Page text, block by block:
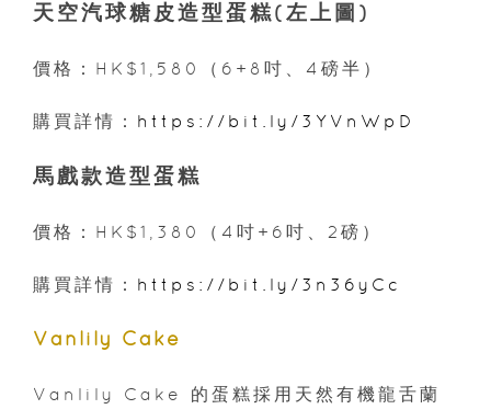
天空汽球糖皮造型蛋糕(左上圖)
價格：HK$1,580（6+8吋、4磅半）
購買詳情： https://bit.ly/3YVnWpD
馬戲款造型蛋糕
價格：HK$1,380（4吋+6吋、2磅）
購買詳情： https://bit.ly/3n36yCc
Vanlily Cake
Vanlily Cake 的蛋糕採用天然有機龍舌蘭